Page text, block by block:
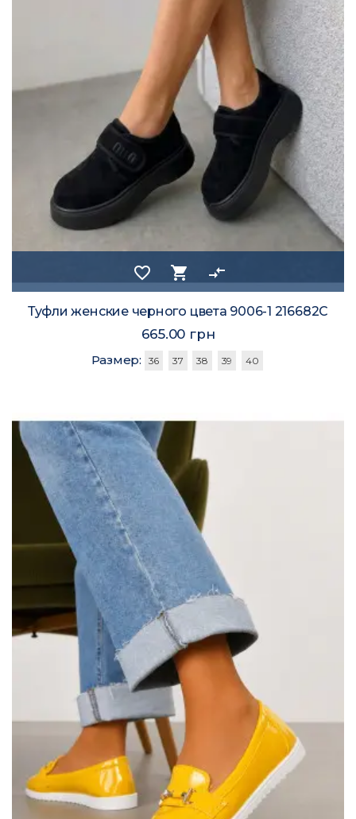
favorite_border shopping_cart compare_arrows
Туфли женские черного цвета 9006-1 216682C
665.00 грн
Размер: 36 37 38 39 40